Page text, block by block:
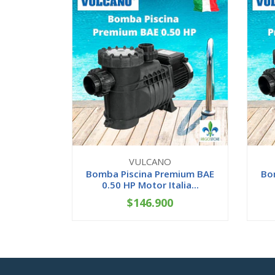
VULCANO
Bomba Piscina Premium BAE
0.50 HP Motor Italia...
+
$146.900